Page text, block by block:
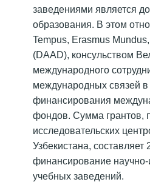
заведениями является
образования. В этом
Tempus, Erasmus
(DAAD), консульством
международного
международных связей в
финансирования
фондов. Сумма грантов,
исследовательских
Узбекистана,
финансирование
учебных заведений.